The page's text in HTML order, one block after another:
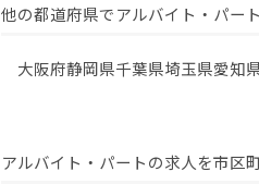
他の都道府県でアルバイト・パー
大阪府静岡県千葉県埼玉県愛知
アルバイト・パートの求人を市区